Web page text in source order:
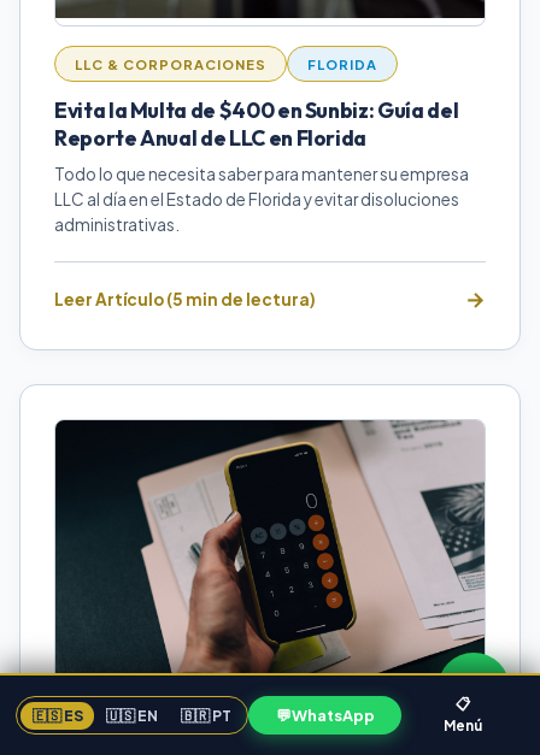
LLC & CORPORACIONES FLORIDA
Evita la Multa de $400 en Sunbiz: Guía del
Reporte Anual de LLC en Florida
Todo lo que necesita saber para mantener su empresa
LLC al día en el Estado de Florida y evitar disoluciones
administrativas.
Leer Artículo (5 min de lectura)
🇪🇸 ES 🇺🇸 EN 🇧🇷 PT 💬WhatsApp
📋
Menú